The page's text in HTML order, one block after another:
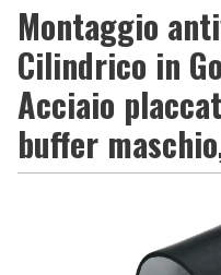
Montaggio
Cilindrico in
Acciaio
buffer